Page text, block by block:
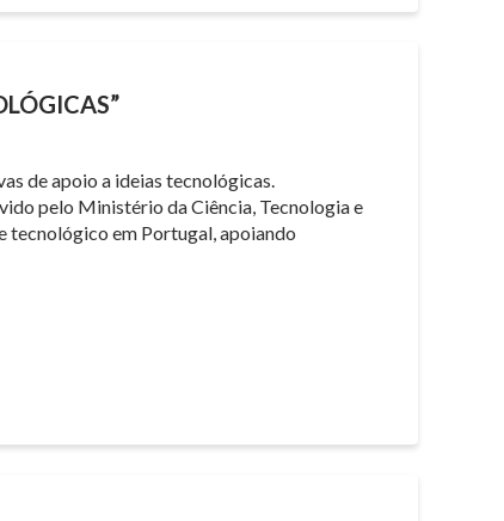
de apoio a ideias tecnológicas.
pelo Ministério da Ciência, Tecnologia e
tecnológico em Portugal, apoiando